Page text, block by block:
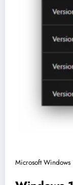
Microsoft